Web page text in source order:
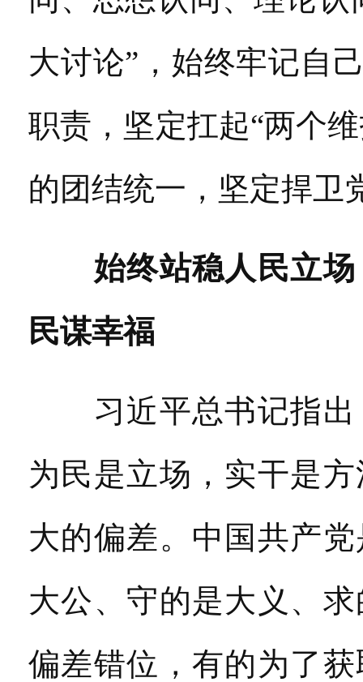
大讨论”，始终牢记自
职责，坚定扛起“两个
的团结统一，坚定捍卫
始终站稳人民立
民谋幸福
习近平总书记指出
为民是立场，实干是
大的偏差。中国共产
大公、守的是大义、
偏差错位，有的为了